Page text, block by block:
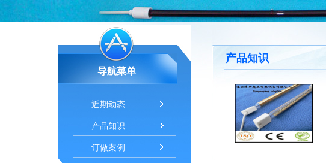
导航菜单
近期动态
产品知识
订做案例
产品知识